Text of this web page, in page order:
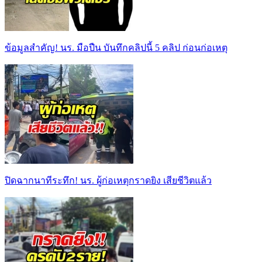
ข้อมูลสำคัญ! นร. มือปืน บันทึกคลิปนี้ 5 คลิป ก่อนก่อเหตุ
ปิดฉากนาทีระทึก! นร. ผู้ก่อเหตุกราดยิง เสียชีวิตแล้ว